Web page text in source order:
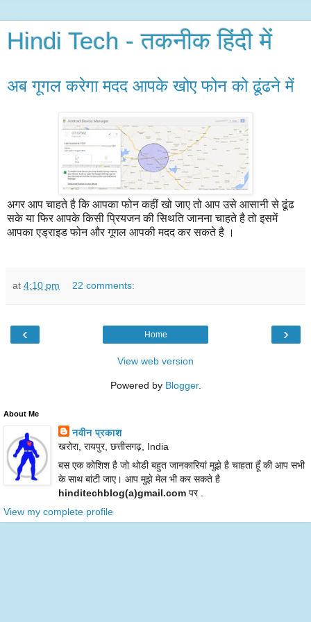
Hindi Tech - तकनीक हिंदी में
अब गूगल करेगा मदद आपके खोए फोन को ढूंढने में
अगर आप चाहते है कि आपका फोन कहीं खो जाए तो आप उसे आसानी से ढूंढ
सके या फिर आपके किसी प्रियजन की सिथति जानना चाहते है तो इसमें
आपका एड्राइड फोन और गूगल आपकी मदद कर सकते है ।
at 4:10 pm 22 comments:
‹ ›
Home
View web version
Powered by Blogger.
About Me
नवीन प्रकाश
खरोरा, रायपुर, छत्तीसगढ़, India
बस एक कोशिश है जो थोडी बहुत जानकारियां मुझे है चाहता हूँ की आप सभी
के साथ बांटी जाए। आप मुझे मेल भी कर सकते है
hinditechblog(a)gmail.comपर .
View my complete profile